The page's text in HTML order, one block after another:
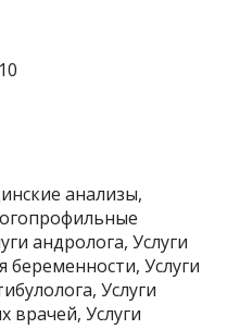
анализы,
андролога, Услуги
беременности, Услуги
Услуги
врачей, Услуги